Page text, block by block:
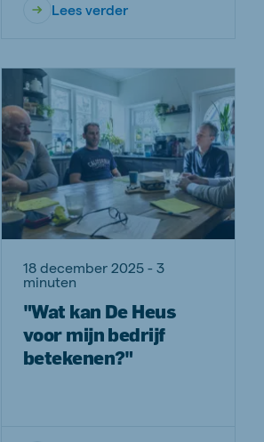
Lees verder
18 december 2025 - 3
minuten
"Wat kan De Heus
voor mijn bedrijf
betekenen?"